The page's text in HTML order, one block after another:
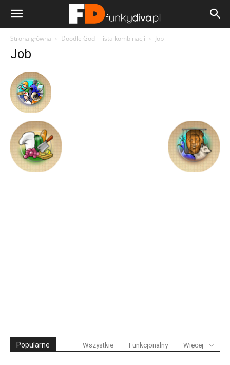
Strona główna Doodle God – lista kombinacji Job
Job
Popularne Wszystkie Funkcjonalny Więcej